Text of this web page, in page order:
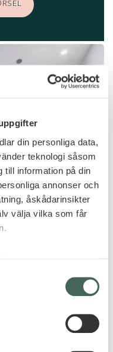
din personliga data,
teknologi såsom
till information på din
annonser och
åskådarinsikter
välja vilka som får
upp till flera meter
uppgifter